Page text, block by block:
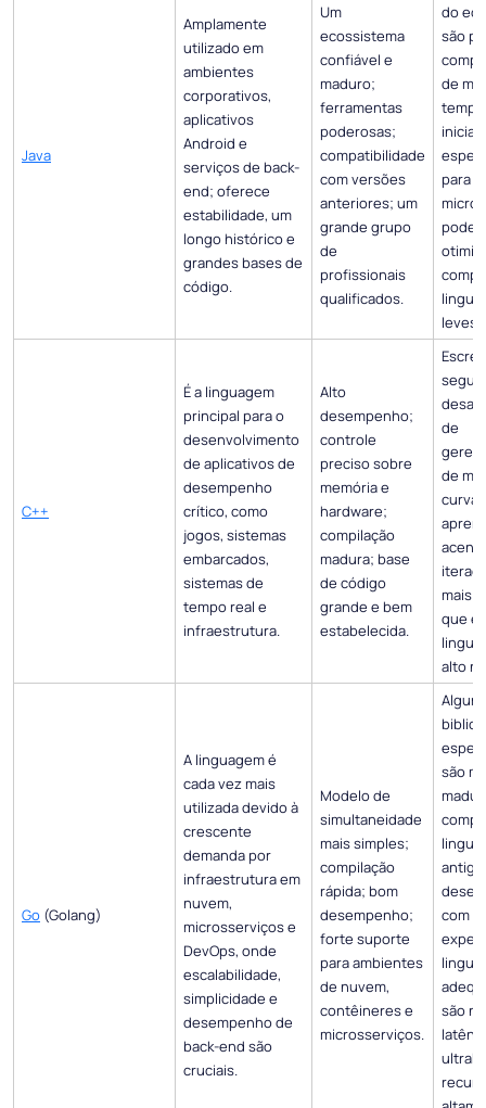
Java
Amplamente
utilizado em
ambientes
corporativos,
aplicativos
Android e
serviços de back-
end; oferece
estabilidade, um
longo histórico e
grandes bases de
código.
Um
ecossistema
confiável e
maduro;
ferramentas
poderosas;
compatibilidade
com versões
anteriores; um
grande grupo
de
profissionais
qualificados.
do
são
de
para
leves.
C++
É a linguagem
principal para o
desenvolvimento
de aplicativos de
desempenho
crítico, como
jogos, sistemas
embarcados,
sistemas de
tempo real e
infraestrutura.
Alto
desempenho;
controle
preciso sobre
memória e
hardware;
compilação
madura; base
de código
grande e bem
estabelecida.
de
de
curva
mais
que
alto
Go (Golang)
A linguagem é
cada vez mais
utilizada devido à
crescente
demanda por
infraestrutura em
nuvem,
microsserviços e
DevOps, onde
escalabilidade,
simplicidade e
desempenho de
back-end são
cruciais.
Modelo de
simultaneidade
mais simples;
compilação
rápida; bom
desempenho;
forte suporte
para ambientes
de nuvem,
contêineres e
microsserviços.
são
com
são